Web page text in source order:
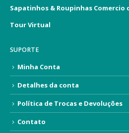
Sapatinhos & Roupinhas Comercio
Tour Virtual
SUPORTE
Minha Conta
Detalhes da conta
Política de Trocas e Devoluções
Contato